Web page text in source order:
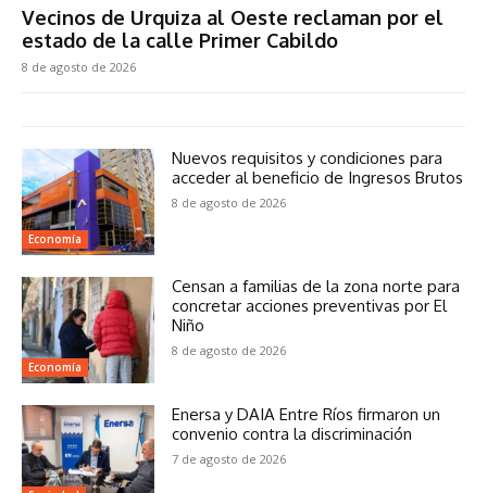
Vecinos de Urquiza al Oeste reclaman por el
estado de la calle Primer Cabildo
8 de agosto de 2026
Economía
Nuevos requisitos y condiciones para
acceder al beneficio de Ingresos Brutos
8 de agosto de 2026
Economía
Censan a familias de la zona norte para
concretar acciones preventivas por El
Niño
8 de agosto de 2026
Enersa y DAIA Entre Ríos firmaron un
convenio contra la discriminación
7 de agosto de 2026